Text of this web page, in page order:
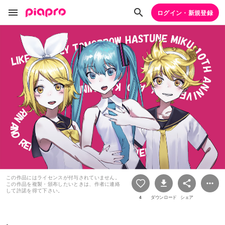
ログイン・新規登録
この作品にはライセンスが付与されていません。
この作品を複製・頒布したいときは、作者に連絡
して許諾を得て下さい。
4 ダウンロード シェア